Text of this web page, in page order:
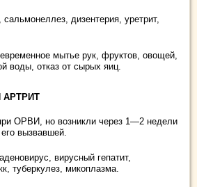
сальмонеллез, дизентерия, уретрит,
мытье рук, фруктов, овощей,
воды, отказ от сырых яиц.
ОРВИ, но возникли через 1—2 недели
вызвавшей.
вирусный гепатит,
туберкулез, микоплазма.